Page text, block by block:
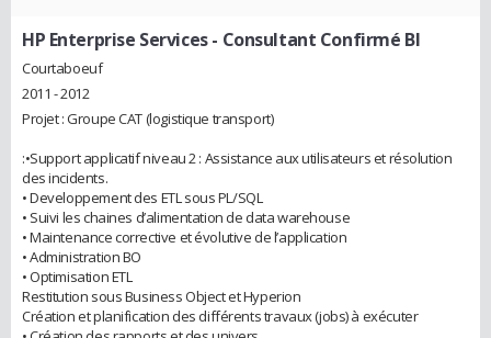
HP Enterprise Services- Consultant Confirmé BI
Courtaboeuf
2011 - 2012
Projet : Groupe CAT (logistique transport)
:•Support applicatif niveau 2 : Assistance aux utilisateurs et résolution
des incidents.
• Developpement des ETL sous PL/SQL
• Suivi les chaines d’alimentation de data warehouse
• Maintenance corrective et évolutive de l’application
• Administration BO
• Optimisation ETL
Restitution sous Business Object et Hyperion
Création et planification des différents travaux (jobs) à exécuter